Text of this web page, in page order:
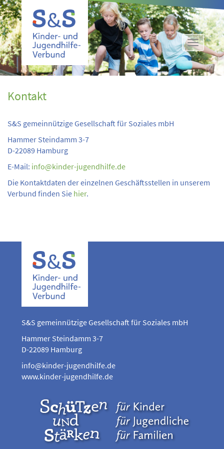
Toggle
Kontakt
S&S gemeinnützige Gesellschaft für Soziales mbH
Hammer Steindamm 3-7
D-22089 Hamburg
E-Mail: info@kinder-jugendhilfe.de
Die Kontaktdaten der einzelnen Geschäftsstellen in unserem
Verbund finden Sie hier.
S&S gemeinnützige Gesellschaft für Soziales mbH
Hammer Steindamm 3-7
D-22089 Hamburg
info@kinder-jugendhilfe.de
www.kinder-jugendhilfe.de